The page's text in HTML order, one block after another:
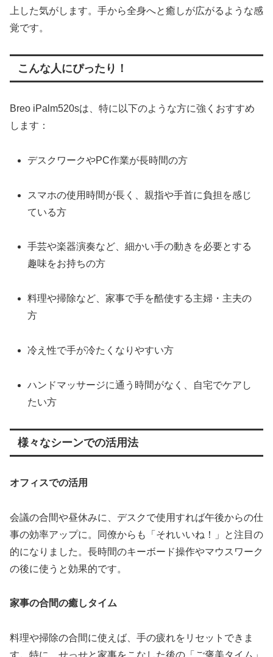
上した気がします。手から全身へと癒しが広がるような感
覚です。
こんな人にぴったり！
Breo iPalm520sは、特に以下のような方に強くおすすめ
します：
デスクワークやPC作業が長時間の方
スマホの使用時間が長く、親指や手首に負担を感じ
ている方
手芸や楽器演奏など、細かい手の動きを必要とする
趣味をお持ちの方
料理や掃除など、家事で手を酷使する主婦・主夫の
方
冷え性で手が冷たくなりやすい方
ハンドマッサージに通う時間がなく、自宅でケアし
たい方
様々なシーンでの活用法
オフィスでの活用
会議の合間や昼休みに、デスクで使用すれば午後からの仕
事の効率アップに。同僚からも「それいいね！」と注目の
的になりました。長時間のキーボード操作やマウスワーク
の後に使うと効果的です。
家事の合間の癒しタイム
料理や掃除の合間に使えば、手の疲れをリセットできま